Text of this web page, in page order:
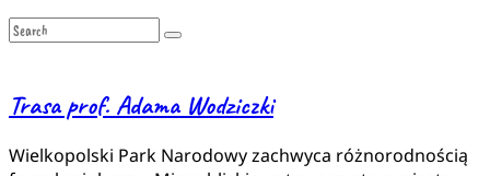
Trasa prof. Adama Wodziczki
Wielkopolski Park Narodowy zachwyca różnorodnością